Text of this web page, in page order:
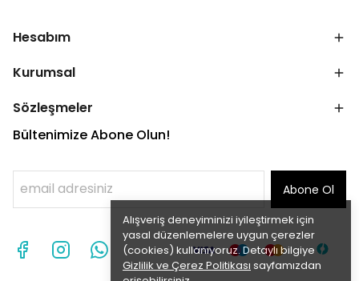
Alışveriş deneyiminizi iyileştirmek için
yasal düzenlemelere uygun çerezler
(cookies) kullanıyoruz. Detaylı bilgiye
Gizlilik ve Çerez Politikası sayfamızdan
Hesabım
Kurumsal
Sözleşmeler
Bültenimize Abone Olun!
Abone Ol